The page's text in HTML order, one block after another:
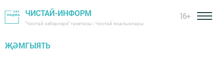
ЧИСТАЙ-ИНФОРМ
"Чистай хәбәрләре" газетасы - Чистай яңалыклары
16+
ҖӘМГЫЯТЬ